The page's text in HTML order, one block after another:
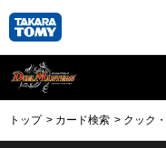
トップ カード検索 クック